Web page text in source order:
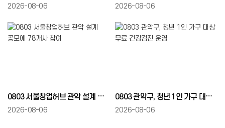
2026-08-06 2026-08-06
0803 서울창업허브 관악 설계 공모에 78개사 참여
2026-08-06
0803 관악구, 청년 1인 가구 대상 무료 건강검진 운영
2026-08-06